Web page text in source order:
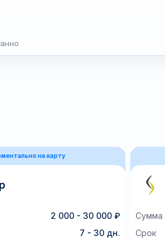
на карту
2 000 - 30 000 ₽
7 - 30 дн.
Сумма
Срок